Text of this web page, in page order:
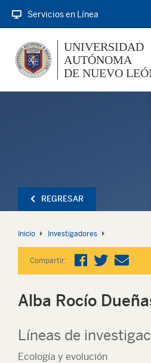
Servicios en Línea
UNIVERSIDAD
AUTÓNOMA
DE NUEVO
REGRESAR
Inicio Investigadores
Compartir:
Alba Rocío
Líneas de
Ecología y evolución